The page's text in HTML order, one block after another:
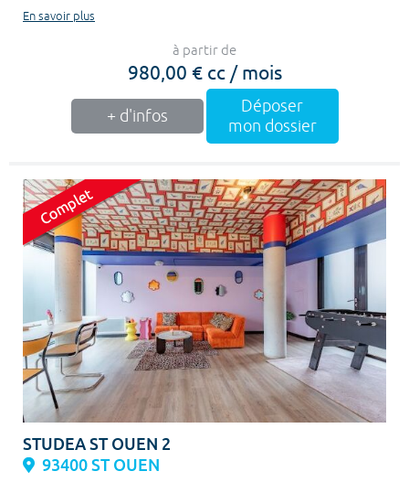
En savoir plus
à partir de
980,00 € cc / mois
+ d'infos
Déposer
mon dossier
STUDEA ST OUEN 2
93400 ST OUEN